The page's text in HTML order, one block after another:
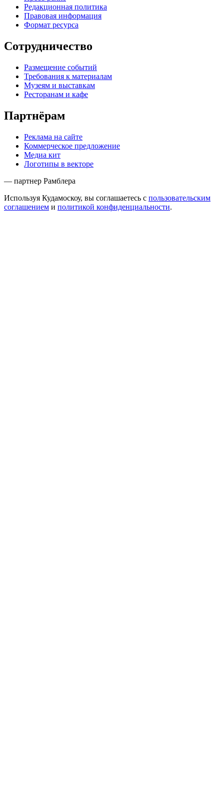
Редакционная политика
Правовая информация
Формат ресурса
Сотрудничество
Размещение событий
Требования к материалам
Музеям и выставкам
Ресторанам и кафе
Партнёрам
Реклама на сайте
Коммерческое предложение
Медиа кит
Логотипы в векторе
— партнер Рамблера
Используя Кудамоскоу, вы соглашаетесь с пользовательским
соглашением и политикой конфиденциальности.